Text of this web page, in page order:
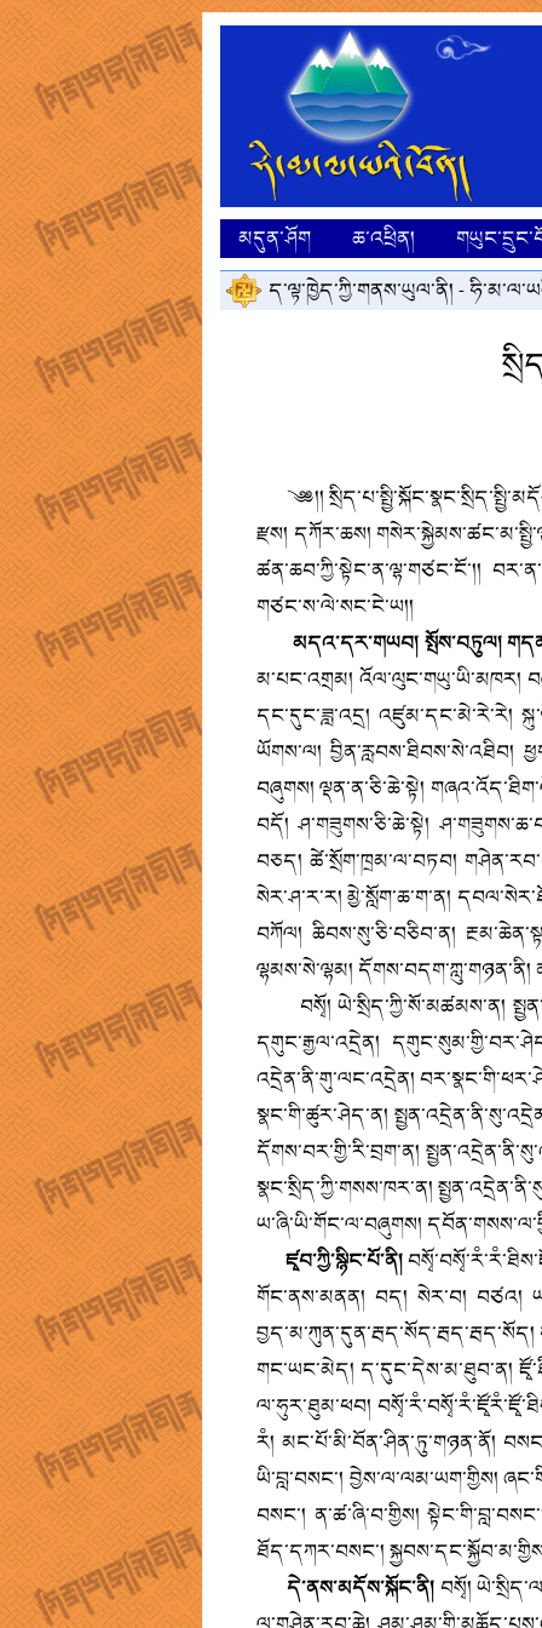
མདུན་ཤོག ཆ་འཕྲིན།
ད་ལྟ་ཁྱེད་ཀྱི་གནས་ཡུལ་ནི། -
༄༅།།
རྫས། དཀོར་ཆས།
ཚན་ཆབ་ཀྱི་སྟེང་ན་ལྷ་གཙང་ངོ་།།
གཙང་ས་ལེ་སང་ངེ་ཡ།།
མདའ་དར་གཡབ། སྤོས་བཏུལ།
མ་པང་འགྲམ། འོལ་ལུང་གཡུ་ཡི་མཁར།
དང་དུང་ཟླ་འདྲ། འཛུམ་དང་མེ་རེ་རེ།
ཡོགས་ལ། བྱིན་རླབས་ཐིབས་སེ་འཐིབ།
བཞུགས། ལྡན་ན་ཅི་ཆེ་སྟེ།
བདོ། ཤ་གཟུགས་ཅི་ཆེ་སྟེ།
བཅད། ཚེ་སྲོག་ཁྲམ་ལ་བཏབ།
སེར་ཤ་ར་ར། མྱེ་སློག་ཆ་ག་ན།
བཀོལ། ཆིབས་སུ་ཅི་བཅིབ་ན།
ལྷམས་སེ་ལྷམ། དོགས་བདག་ཀླུ་གཉན་ནི།
བསྭོ། ཡེ་སྲིད་ཀྱི་སོ་མཚམས་ན།
དགུང་རྒྱལ་འདྲེན།
འདྲེན་ནི་གུ་ལང་འདྲེན།
སྣང་གི་ཚུར་ཤེད་ན།
དོགས་བར་གྱི་རི་བྲག་ན།
སྣང་སྲིད་ཀྱི་གསས་ཁར་ན།
ཡ་ཞི་ཡི་གོང་ལ་བཞུགས།
ཛྭབ་ཀྱི་སྙིང་པོ་ནི།
གོང་ནས་མནན། བད། སེར་བ། བཙའ།
གང་ཡང་མེད། ད་དུང་དེས་མ་ཐུབ་ན།
ལ་ཧུར་ཐུམ་ཕབ།
རཾ། མང་པོ་མི་བོན་ཤིན་ཏུ་གཉན་ནོ།
ཡི་བླ་བསང་། བྱེས་ལ་ལམ་ཡག་གྱིས།
བསང་། ན་ཚ་ཞི་བ་གྱིས།
ཐོད་དཀར་བསང་།
དེ་ནས་མདོས་སྐོང་ནི། བསྭོ།